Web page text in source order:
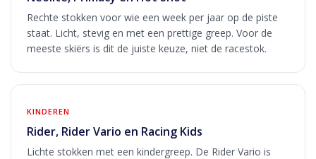
Rechte stokken voor wie een week per jaar op de piste
staat. Licht, stevig en met een prettige greep. Voor de
meeste skiërs is dit de juiste keuze, niet de racestok.
KINDEREN
Rider, Rider Vario en Racing Kids
Lichte stokken met een kindergreep. De Rider Vario is